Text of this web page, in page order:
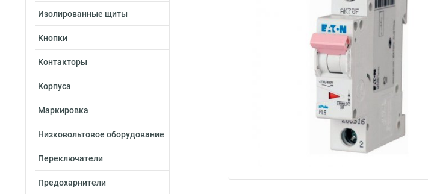
Изолированные щиты
Кнопки
Контакторы
Корпуса
Маркировка
Низковольтовое оборудование
Переключатели
Предохарнители